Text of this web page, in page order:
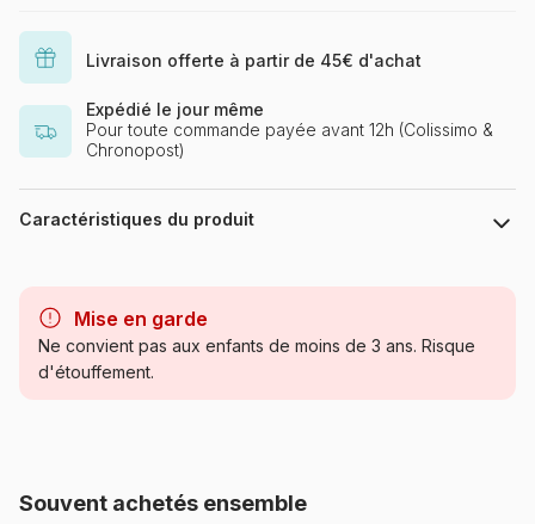
Livraison offerte à partir de 45€ d'achat
Expédié le jour même
Pour toute commande payée avant 12h (Colissimo &
Chronopost)
Caractéristiques du produit
Catégorie Puzzles - Art
Mise en garde
Ne convient pas aux enfants de moins de 3 ans. Risque
d'étouffement.
Souvent achetés ensemble